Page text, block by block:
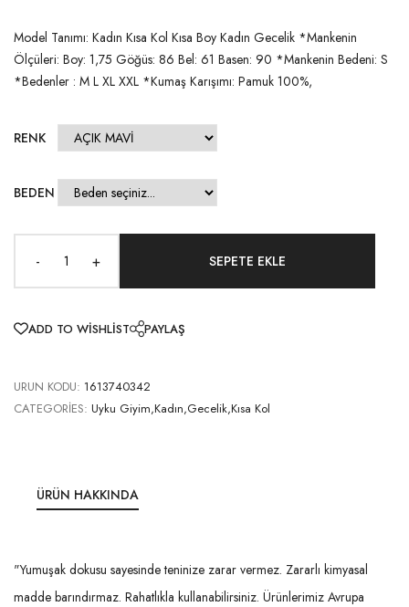
Model Tanımı: Kadın Kısa Kol Kısa Boy Kadın Gecelik *Mankenin
Ölçüleri: Boy: 1,75 Göğüs: 86 Bel: 61 Basen: 90 *Mankenin Bedeni: S
*Bedenler : M L XL XXL *Kumaş Karışımı: Pamuk 100%,
RENK
BEDEN
- +
ADD TO WISHLIST PAYLAŞ
URUN KODU: 1613740342
CATEGORIES: Uyku Giyim,Kadın,Gecelik,Kısa Kol
ÜRÜN HAKKINDA
"Yumuşak dokusu sayesinde teninize zarar vermez. Zararlı kimyasal
madde barındırmaz. Rahatlıkla kullanabilirsiniz. Ürünlerimiz Avrupa